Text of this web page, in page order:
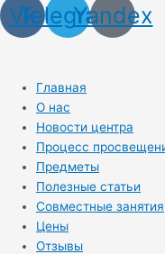
Vk
Telegram
Yandex
Главная
О нас
Новости центра
Процесс
Предметы
Полезные статьи
Совместные занятия
Цены
Отзывы